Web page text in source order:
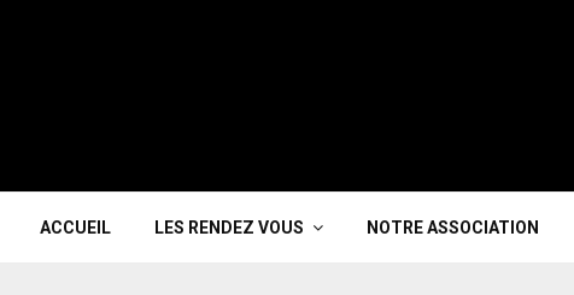
ACCUEIL LES RENDEZ VOUS NOTRE ASSOCIATION